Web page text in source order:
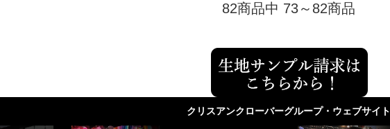
82商品中 73～82商品
クリスアンクローバーグループ・ウェブサイト